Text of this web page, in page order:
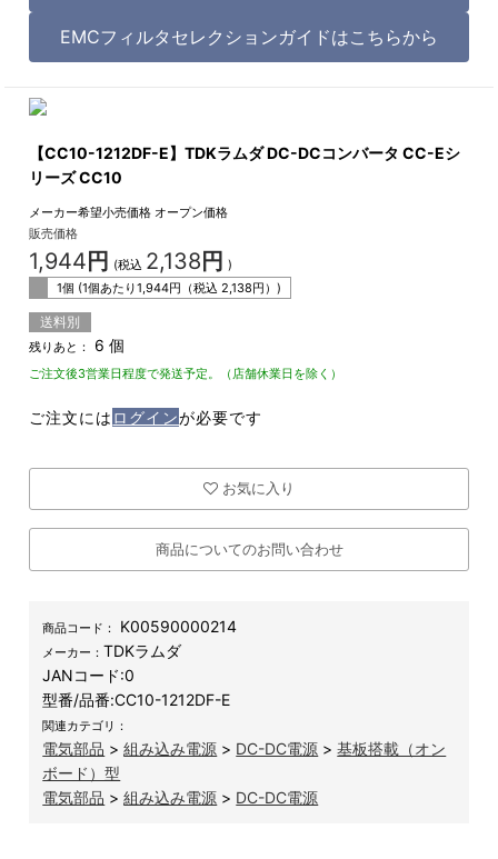
EMCフィルタセレクションガイドはこちらから
【CC10-1212DF-E】TDKラムダ DC-DCコンバータ CC-Eシ
リーズ CC10
メーカー希望小売価格 オープン価格
販売価格
1,944 円 (税込 2,138 円 )
1個 (1個あたり1,944円（税込 2,138円）)
送料別
残りあと： 6 個
ご注文後3営業日程度で発送予定。（店舗休業日を除く）
ご注文には ログインが必要です
お気に入り
商品についてのお問い合わせ
商品コード： K00590000214
メーカー： TDKラムダ
JANコード:0
型番/品番:CC10-1212DF-E
関連カテゴリ：
電気部品 >組み込み電源 > DC-DC電源 >基板搭載（オン
ボード）型
電気部品 >組み込み電源 > DC-DC電源